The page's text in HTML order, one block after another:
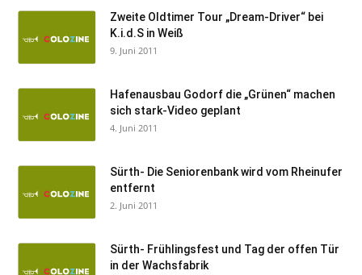
Zweite Oldtimer Tour „Dream-Driver“ bei
K.i.d.S in Weiß
9. Juni 2011
Hafenausbau Godorf die „Grünen“ machen
sich stark-Video geplant
4. Juni 2011
Sürth- Die Seniorenbank wird vom Rheinufer
entfernt
2. Juni 2011
Sürth- Frühlingsfest und Tag der offen Tür
in der Wachsfabrik